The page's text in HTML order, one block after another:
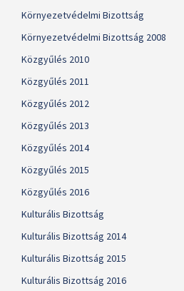
Környezetvédelmi Bizottság
Környezetvédelmi Bizottság 2008
Közgyűlés 2010
Közgyűlés 2011
Közgyűlés 2012
Közgyűlés 2013
Közgyűlés 2014
Közgyűlés 2015
Közgyűlés 2016
Kulturális Bizottság
Kulturális Bizottság 2014
Kulturális Bizottság 2015
Kulturális Bizottság 2016